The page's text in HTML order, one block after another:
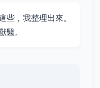
些，我整理出來。
醫。